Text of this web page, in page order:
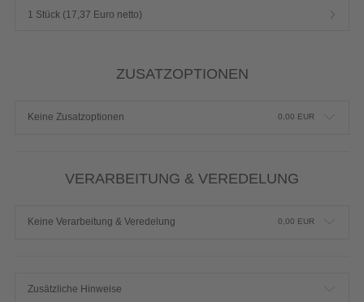
1 Stück (17,37 Euro netto)
ZUSATZOPTIONEN
Keine Zusatzoptionen 0,00 EUR
VERARBEITUNG & VEREDELUNG
Keine Verarbeitung & Veredelung 0,00 EUR
Zusätzliche Hinweise